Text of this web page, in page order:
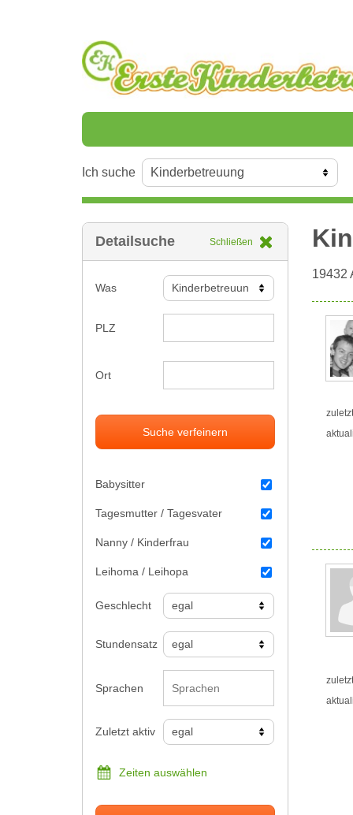
Ich suche
Detailsuche Schließen
Was
PLZ
Ort
Suche verfeinern
Babysitter
Tagesmutter / Tagesvater
Nanny / Kinderfrau
Leihoma / Leihopa
Geschlecht
Stundensatz
Sprachen
Zuletzt aktiv
Zeiten auswählen
19432